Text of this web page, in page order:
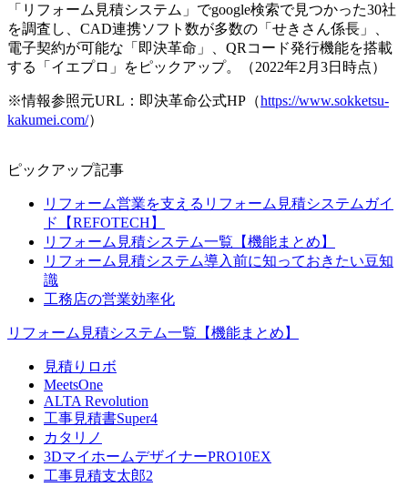
「リフォーム見積システム」でgoogle検索で見つかった30社
を調査し、CAD連携ソフト数が多数の「せきさん係長」、
電子契約が可能な「即決革命」、QRコード発行機能を搭載
する「イエプロ」をピックアップ。（2022年2月3日時点）
※情報参照元URL：即決革命公式HP（https://www.sokketsu-
kakumei.com/）
ピックアップ記事
リフォーム営業を支えるリフォーム見積システムガイ
ド【REFOTECH】
リフォーム見積システム一覧【機能まとめ】
リフォーム見積システム導入前に知っておきたい豆知
識
工務店の営業効率化
リフォーム見積システム一覧【機能まとめ】
見積りロボ
MeetsOne
ALTA Revolution
工事見積書Super4
カタリノ
3DマイホームデザイナーPRO10EX
工事見積支太郎2